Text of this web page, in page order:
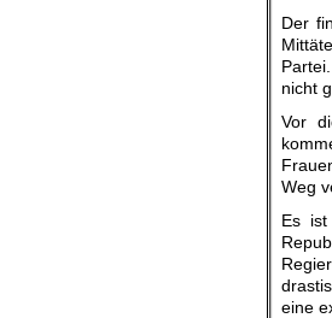
Der
nicht
Vor
Weg
Es ist
eine